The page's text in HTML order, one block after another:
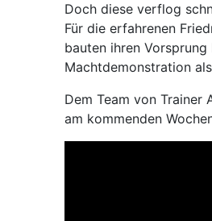
Doch diese verflog
Für die erfahrenen
bauten ihren
Machtdemonstration
Dem Team von Trainer
am kommenden